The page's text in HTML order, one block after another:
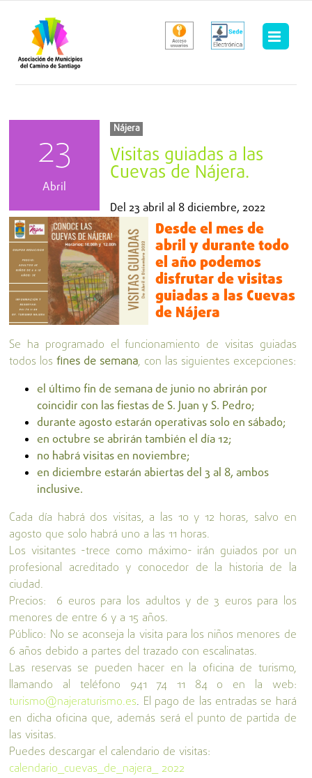
contenido
23
Abril
Nájera
Visitas guiadas a las
Cuevas de Nájera.
Del23 abril al 8 diciembre, 2022
Desde el mes de
abril y durante todo
el año podemos
disfrutar de visitas
guiadas a las Cuevas
de Nájera
Se ha programado el funcionamiento de visitas guiadas
todos losfines de semana, con las siguientes excepciones:
el último fin de semana de junio no abrirán por
coincidir con las fiestas de S. Juan y S. Pedro;
durante agosto estarán operativas solo en sábado;
en octubre se abrirán también el día 12;
no habrá visitas en noviembre;
en diciembre estarán abiertas del 3 al 8, ambos
inclusive.
Cada día habrá dos visitas, a las 10 y 12 horas, salvo en
agosto que solo habrá uno a las 11 horas.
Los visitantes -trece como máximo- irán guiados por un
profesional acreditado y conocedor de la historia de la
ciudad.
Precios: 6 euros para los adultos y de 3 euros para los
menores de entre 6 y a 15 años.
Público: No se aconseja la visita para los niños menores de
6 años debido a partes del trazado con escalinatas.
Las reservas se pueden hacer en la oficina de turismo,
llamando al teléfono 941 74 11 84 o en la web:
turismo@najeraturismo.es. El pago de las entradas se hará
en dicha oficina que, además será el punto de partida de
las visitas.
Puedes descargar el calendario de visitas:
calendario_cuevas_de_najera_ 2022